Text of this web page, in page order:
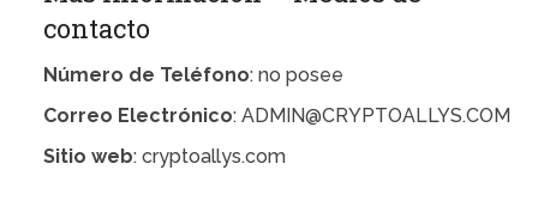
contacto
Número de Teléfono: no posee
Correo Electrónico: ADMIN@CRYPTOALLYS.COM
Sitio web: cryptoallys.com